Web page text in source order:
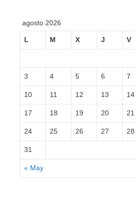
agosto 2026
L M X J V
« May
3 4 5 6 7
10 11 12 13 14
17 18 19 20 21
24 25 26 27 28
31